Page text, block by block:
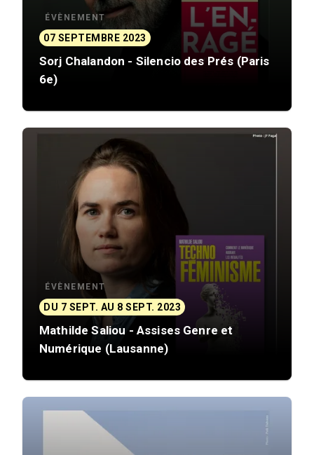
ÉVÈNEMENT
07 SEPTEMBRE 2023
Sorj Chalandon - Silencio des Prés (Paris
6e)
ÉVÈNEMENT
DU 7 SEPT. AU 8 SEPT. 2023
Mathilde Saliou - Assises Genre et
Numérique (Lausanne)